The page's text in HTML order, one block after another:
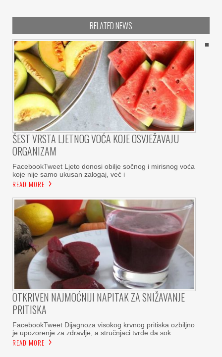
RELATED NEWS
ŠEST VRSTA LJETNOG VOĆA KOJE OSVJEŽAVAJU
ORGANIZAM
FacebookTweet Ljeto donosi obilje sočnog i mirisnog voća
koje nije samo ukusan zalogaj, već i
READ MORE
OTKRIVEN NAJMOĆNIJI NAPITAK ZA SNIŽAVANJE
PRITISKA
FacebookTweet Dijagnoza visokog krvnog pritiska ozbiljno
je upozorenje za zdravlje, a stručnjaci tvrde da sok
READ MORE